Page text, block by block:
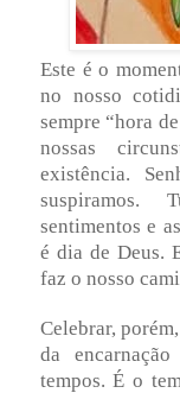
Este é o
no nosso
sempre “hora
nossas
existência.
suspiramos.
sentimentos e
é dia de Deus.
faz o nosso
Celebrar,
da
tempos. É o